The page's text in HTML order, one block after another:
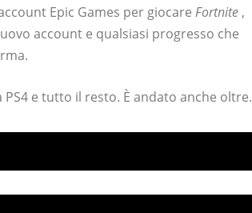
Epic Games per giocare Fortnite ,
account e qualsiasi progresso che
e tutto il resto. È andato anche oltre.